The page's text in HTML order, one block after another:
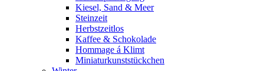
Kiesel, Sand & Meer
Steinzeit
Herbstzeitlos
Kaffee & Schokolade
Hommage á Klimt
Miniaturkunststückchen